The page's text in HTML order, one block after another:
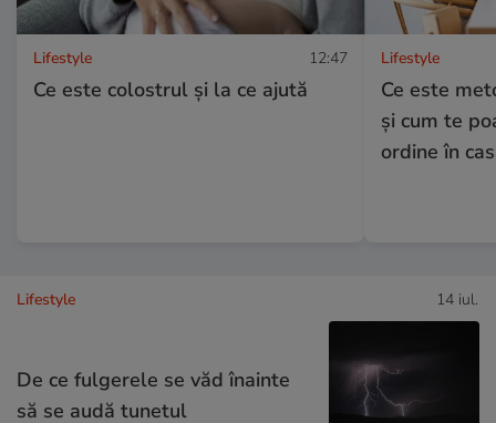
Lifestyle 12:47
Ce este colostrul și la ce ajută
Lifestyle
Ce este
și cum te
ordine în
Lifestyle 14 iul.
De ce fulgerele se văd înainte
să se audă tunetul